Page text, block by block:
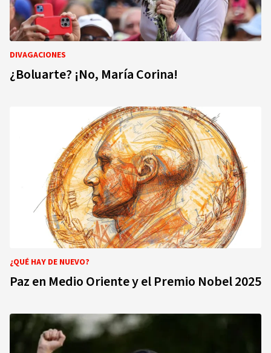
DIVAGACIONES
¿Boluarte? ¡No, María Corina!
¿QUÉ HAY DE NUEVO?
Paz en Medio Oriente y el Premio Nobel 2025